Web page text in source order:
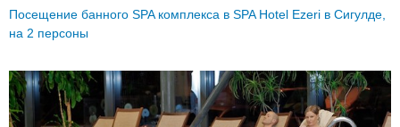
Посещение банного SPA комплекса в SPA Hotel Ezeri в Сигулде,
на 2 персоны